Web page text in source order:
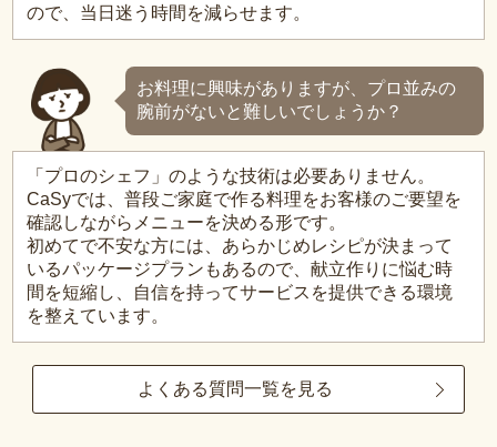
ので、当日迷う時間を減らせます。
お料理に興味がありますが、プロ並みの
腕前がないと難しいでしょうか？
「プロのシェフ」のような技術は必要ありません。
CaSyでは、普段ご家庭で作る料理をお客様のご要望を
確認しながらメニューを決める形です。
初めてで不安な方には、あらかじめレシピが決まって
いるパッケージプランもあるので、献立作りに悩む時
間を短縮し、自信を持ってサービスを提供できる環境
を整えています。
よくある質問一覧を見る